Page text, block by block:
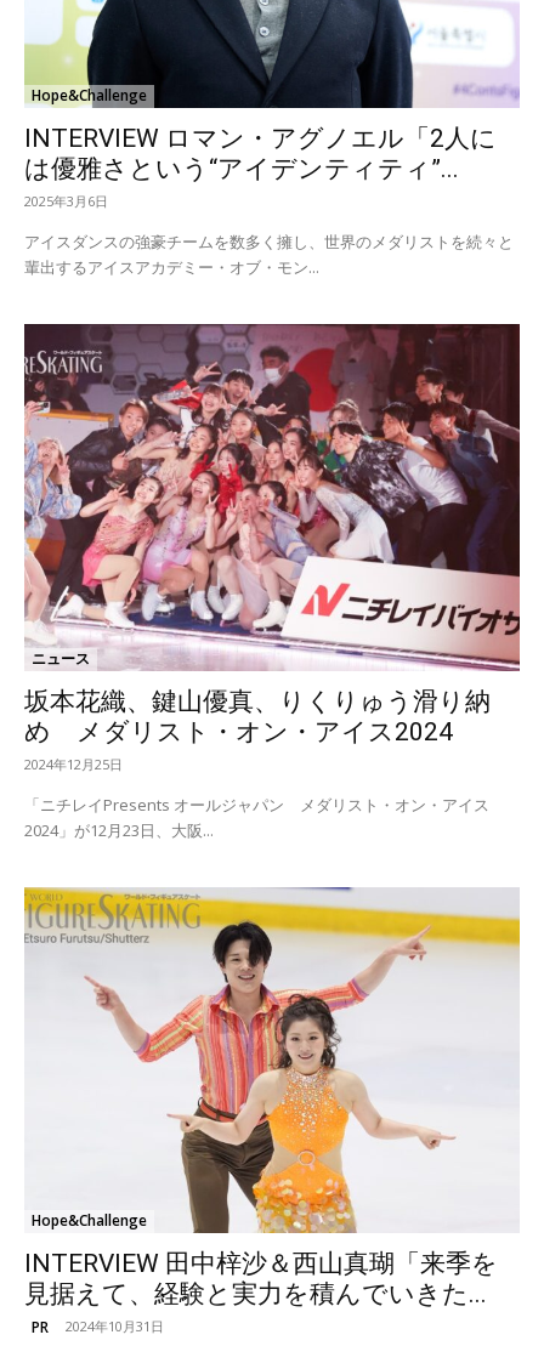
Hope&Challenge
INTERVIEW ロマン・アグノエル「2人に
は優雅さという“アイデンティティ”...
2025年3月6日
アイスダンスの強豪チームを数多く擁し、世界のメダリストを続々と
輩出するアイスアカデミー・オブ・モン...
ニュース
坂本花織、鍵山優真、りくりゅう滑り納
め メダリスト・オン・アイス2024
2024年12月25日
「ニチレイPresents オールジャパン メダリスト・オン・アイス
2024」が12月23日、大阪...
Hope&Challenge
INTERVIEW 田中梓沙＆西山真瑚「来季を
見据えて、経験と実力を積んでいきた...
PR 2024年10月31日